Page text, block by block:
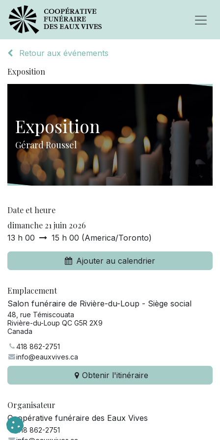
Retour aux événements
Exposition
Exposition
Gérard Roussel
Date et heure
dimanche 21 juin 2026
13 h 00 15 h 00 (America/Toronto)
Ajouter au calendrier
Emplacement
Salon funéraire de Rivière-du-Loup - Siège social
48, rue Témiscouata
Rivière-du-Loup QC G5R 2X9
Canada
418 862-2751
info@eauxvives.ca
Obtenir l'itinéraire
Organisateur
Coopérative funéraire des Eaux Vives
418 862-2751